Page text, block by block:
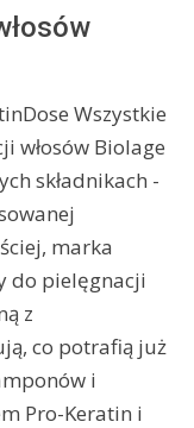
Wszystkie
włosów Biolage
składnikach -
marka
do pielęgnacji
z
co potrafią już
i
Pro-Keratin i